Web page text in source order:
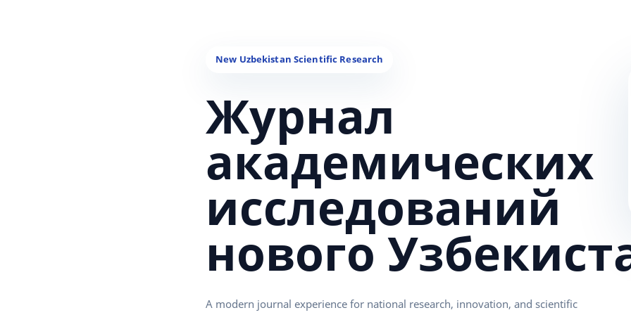
Журнал
академических
исследований
нового